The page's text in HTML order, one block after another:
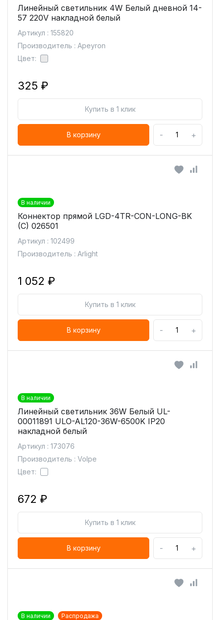
Линейный светильник 4W Белый дневной 14-
57 220V накладной белый
Артикул : 155820
Производитель : Apeyron
Цвет:
325 ₽
Купить в 1 клик
В корзину - +
В наличии
Коннектор прямой LGD-4TR-CON-LONG-BK
(C) 026501
Артикул : 102499
Производитель : Arlight
1 052 ₽
Купить в 1 клик
В корзину - +
В наличии
Линейный светильник 36W Белый UL-
00011891 ULO-AL120-36W-6500K IP20
накладной белый
Артикул : 173076
Производитель : Volpe
Цвет:
672 ₽
Купить в 1 клик
В корзину - +
В наличии Распродажа